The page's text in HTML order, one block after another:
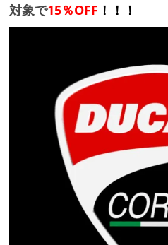
対象で15％OFF ！！！